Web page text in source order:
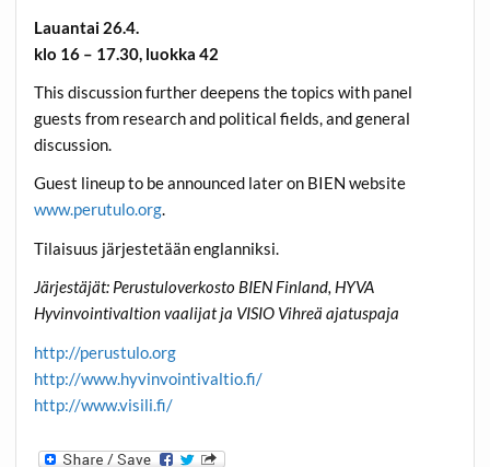
Lauantai 26.4.
klo 16 – 17.30, luokka 42
This discussion further deepens the topics with panel
guests from research and political fields, and general
discussion.
Guest lineup to be announced later on BIEN website
www.perutulo.org.
Tilaisuus järjestetään englanniksi.
Järjestäjät: Perustuloverkosto BIEN Finland, HYVA
Hyvinvointivaltion vaalijat ja VISIO Vihreä ajatuspaja
http://perustulo.org
http://www.hyvinvointivaltio.fi/
http://www.visili.fi/